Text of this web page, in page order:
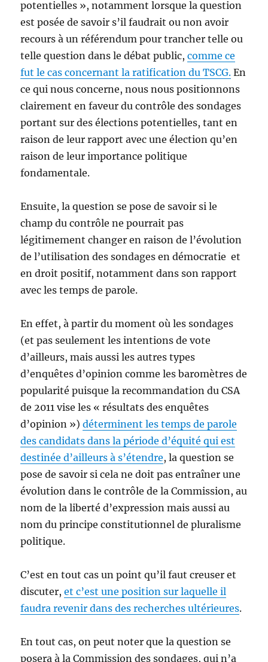
potentielles », notamment lorsque la question
est posée de savoir s’il faudrait ou non avoir
recours à un référendum pour trancher telle ou
telle question dans le débat public,comme ce
fut le cas concernant la ratification du TSCG. En
ce qui nous concerne, nous nous positionnons
clairement en faveur du contrôle des sondages
portant sur des élections potentielles, tant en
raison de leur rapport avec une élection qu’en
raison de leur importance politique
fondamentale.
Ensuite, la question se pose de savoir si le
champ du contrôle ne pourrait pas
légitimement changer en raison de l’évolution
de l’utilisation des sondages en démocratie et
en droit positif, notamment dans son rapport
avec les temps de parole.
En effet, à partir du moment où les sondages
(et pas seulement les intentions de vote
d’ailleurs, mais aussi les autres types
d’enquêtes d’opinion comme les baromètres de
popularité puisque la recommandation du CSA
de 2011 vise les « résultats des enquêtes
d’opinion »)déterminent les temps de parole
des candidats dans la période d’équité qui est
destinée d’ailleurs à s’étendre, la question se
pose de savoir si cela ne doit pas entraîner une
évolution dans le contrôle de la Commission, au
nom de la liberté d’expression mais aussi au
nom du principe constitutionnel de pluralisme
politique.
C’est en tout cas un point qu’il faut creuser et
discuter,et c’est une position sur laquelle il
faudra revenir dans des recherches ultérieures.
En tout cas, on peut noter que la question se
posera à la Commission des sondages, qui n’a